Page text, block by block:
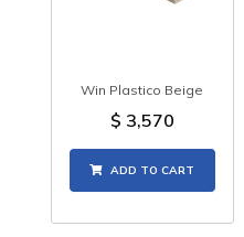
Win Plastico Beige
$ 3,570
ADD TO CART